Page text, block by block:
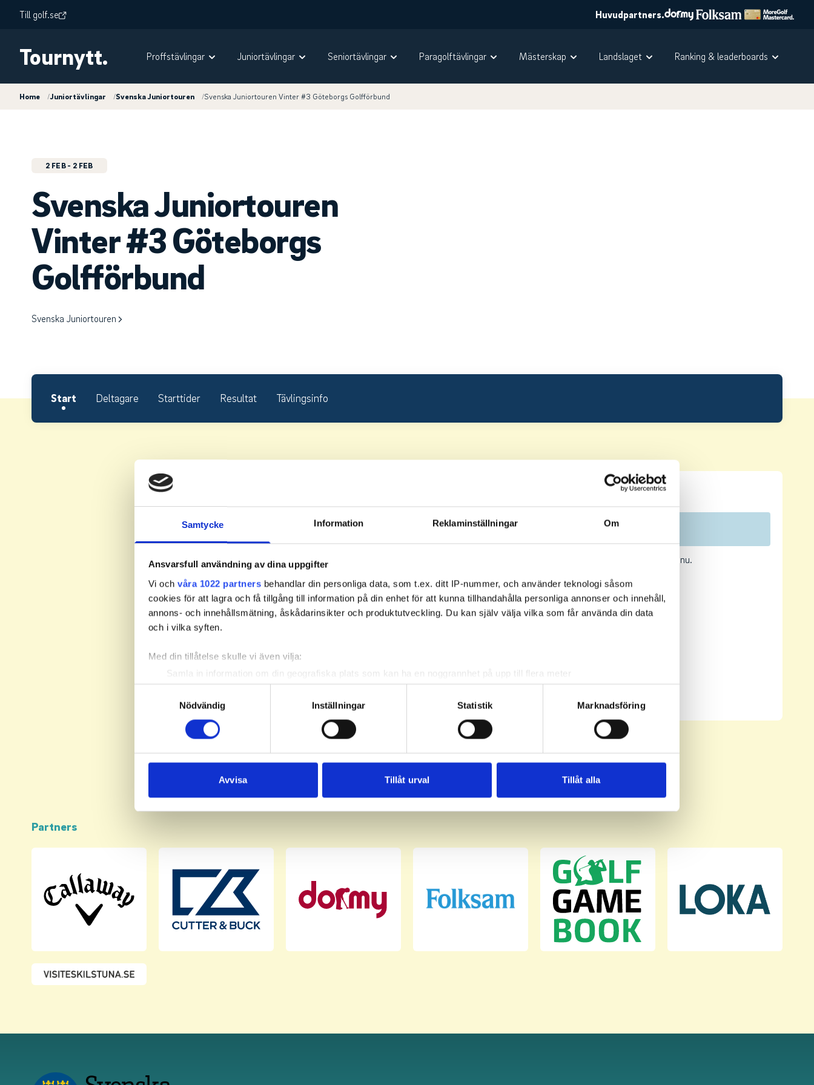
Samtycke Information Reklaminställningar Om
Ansvarsfull användning av dina uppgifter
Vi och våra 1022 partners behandlar din personliga data, som t.ex. ditt IP-nummer, och använder teknologi såsom
cookies för att lagra och få tillgång till information på din enhet för att kunna tillhandahålla personliga annonser och innehåll,
annons- och innehållsmätning, åskådarinsikter och produktutveckling. Du kan själv välja vilka som får använda din data
och i vilka syften.
Med din tillåtelse skulle vi även vilja:
Samla in information om din geografiska plats som kan ha en noggrannhet på upp till flera meter
Identifiera din enhet genom att aktivt skanna den för specifika kännetecken (fingeravtryck)
Ta reda på mer om hur dina personliga uppgifter behandlas och ställ in dina preferenser i
detaljsektionen. Du kan ändra
eller dra tillbaka ditt samtycke när som helst från cookie-förklaringen.
sociala medier och analysera vår trafik. Vi vidarebefordrar även sådana identifierare och annan information från din enhet
till de sociala medier och annons- och analysföretag som vi samarbetar med. Dessa kan i sin tur kombinera informationen
Nödvändig
Inställningar Statistik Marknadsföring
Avvisa Tillåt urval Tillåt alla
Till golf.se Huvudpartners.
Tournytt. Proffstävlingar Juniortävlingar Seniortävlingar Paragolftävlingar Mästerskap Landslaget Ranking & leaderboards
Home /Juniortävlingar /Svenska Juniortouren /Svenska Juniortouren Vinter #3 Göteborgs Golfförbund
2 FEB- 2 FEB
Svenska Juniortouren
Vinter #3 Göteborgs
Golfförbund
Svenska Juniortouren
Start Deltagare Starttider Resultat Tävlingsinfo
Leaderboard.
Inga resultat tillgängliga ännu.
Se full leaderboard
Partners